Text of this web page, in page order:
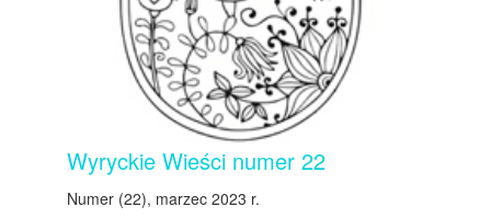
Wyryckie Wieści numer 22
Numer (22), marzec 2023 r.